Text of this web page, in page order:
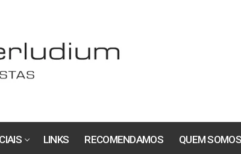
LINKS RECOMENDAMOS QUEM SOMOS